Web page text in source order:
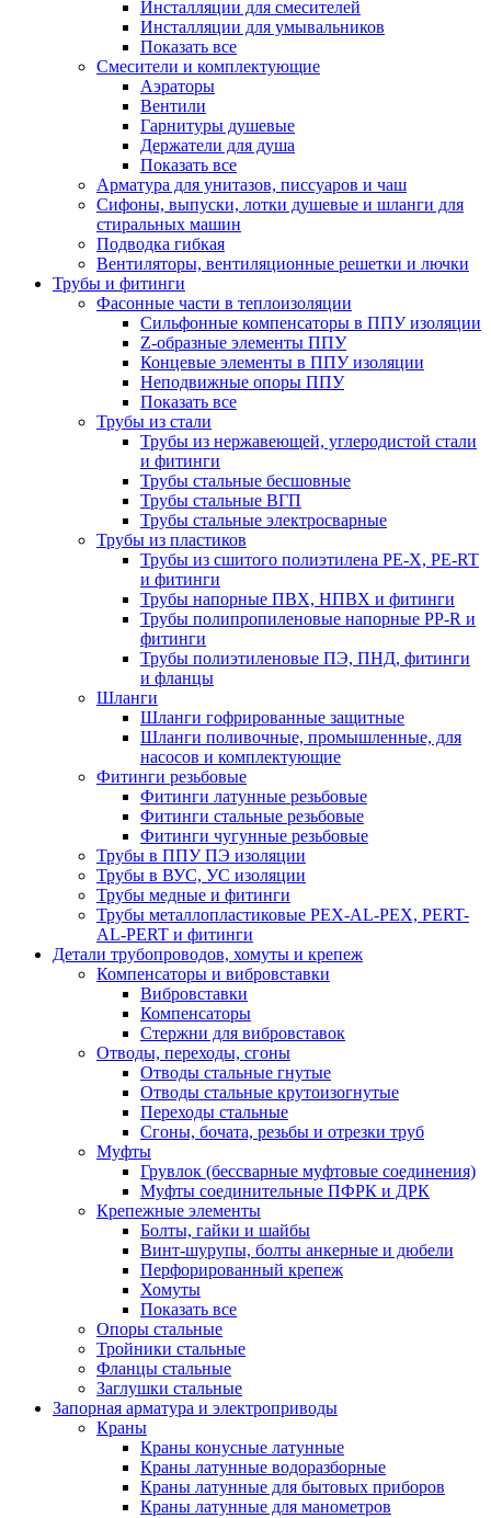
Инсталляции для смесителей
Инсталляции для умывальников
Показать все
Смесители и комплектующие
Аэраторы
Вентили
Гарнитуры душевые
Держатели для душа
Показать все
Арматура для унитазов, писсуаров и чаш
Сифоны, выпуски, лотки душевые и шланги для
стиральных машин
Подводка гибкая
Вентиляторы, вентиляционные решетки и лючки
Трубы и фитинги
Фасонные части в теплоизоляции
Cильфонные компенсаторы в ППУ изоляции
Z-образные элементы ППУ
Концевые элементы в ППУ изоляции
Неподвижные опоры ППУ
Показать все
Трубы из стали
Трубы из нержавеющей, углеродистой стали
и фитинги
Трубы стальные бесшовные
Трубы стальные ВГП
Трубы стальные электросварные
Трубы из пластиков
Трубы из сшитого полиэтилена PE-X, PE-RT
и фитинги
Трубы напорные ПВХ, НПВХ и фитинги
Трубы полипропиленовые напорные PP-R и
фитинги
Трубы полиэтиленовые ПЭ, ПНД, фитинги
и фланцы
Шланги
Шланги гофрированные защитные
Шланги поливочные, промышленные, для
насосов и комплектующие
Фитинги резьбовые
Фитинги латунные резьбовые
Фитинги стальные резьбовые
Фитинги чугунные резьбовые
Трубы в ППУ ПЭ изоляции
Трубы в ВУС, УС изоляции
Трубы медные и фитинги
Трубы металлопластиковые PEX-AL-PEX, PERT-
AL-PERT и фитинги
Детали трубопроводов, хомуты и крепеж
Компенсаторы и вибровставки
Вибровставки
Компенсаторы
Стержни для вибровставок
Отводы, переходы, сгоны
Отводы стальные гнутые
Отводы стальные крутоизогнутые
Переходы стальные
Сгоны, бочата, резьбы и отрезки труб
Муфты
Грувлок (бессварные муфтовые соединения)
Муфты соединительные ПФРК и ДРК
Крепежные элементы
Болты, гайки и шайбы
Винт-шурупы, болты анкерные и дюбели
Перфорированный крепеж
Хомуты
Показать все
Опоры стальные
Тройники стальные
Фланцы стальные
Заглушки стальные
Запорная арматура и электроприводы
Краны
Краны конусные латунные
Краны латунные водоразборные
Краны латунные для бытовых приборов
Краны латунные для манометров